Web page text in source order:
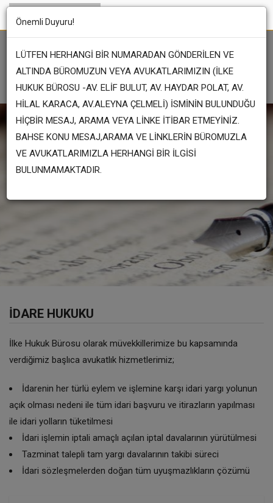
Önemli Duyuru!
LÜTFEN HERHANGİ BİR NUMARADAN GÖNDERİLEN VE
ALTINDA BÜROMUZUN VEYA AVUKATLARIMIZIN (İLKE
HUKUK BÜROSU -AV. ELİF BULUT, AV. HAYDAR POLAT, AV.
HİLAL KARACA, AV.ALEYNA ÇELMELİ) İSMİNİN BULUNDUĞU
HİÇBİR MESAJ, ARAMA VEYA LİNKE İTİBAR ETMEYİNİZ.
BAHSE KONU MESAJ,ARAMA VE LİNKLERİN BÜROMUZLA
VE AVUKATLARIMIZLA HERHANGİ BİR İLGİSİ
BULUNMAMAKTADIR.
İDARE HUKUKU
İlke Hukuk Bürosu olarak müvekkillerimize bu kapsamında
verdiğimiz başlıca avukatlık hizmetlerimiz;
İdarenin her türlü eylem ve işlemine karşı idari yargı yolunun
açık olması nedeni ile tüm idari başvuru ve itirazların yapılması
ile idari yolların tüketilmesi
İdari işlemin iptali amaçlı açılan iptal davalarının yürütülmesi
Tazminat talepli tam yargı davalarının takibi süreci
İdari sözleşmelerden doğan tüm uyuşmazlıkların çözümü